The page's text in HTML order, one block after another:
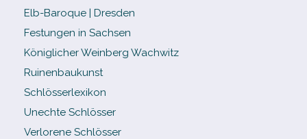
Elb-​Baroque | Dresden
Festungen in Sachsen
Königlicher Weinberg Wachwitz
Ruinenbaukunst
Schlösserlexikon
Unechte Schlösser
Verlorene Schlösser